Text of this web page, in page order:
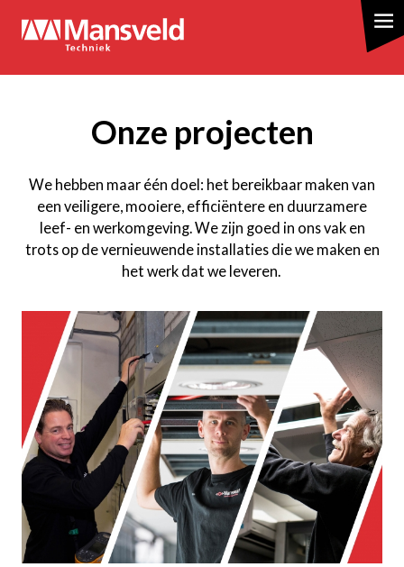
de
Onze projecten
We hebben maar één doel: het bereikbaar maken van
een veiligere, mooiere, efficiëntere en duurzamere
leef- en werkomgeving. We zijn goed in ons vak en
trots op de vernieuwende installaties die we maken en
het werk dat we leveren.